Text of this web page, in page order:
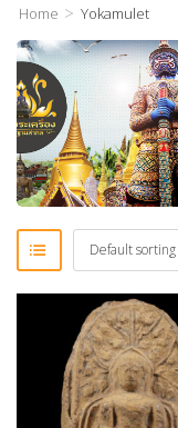
Home > Yokamulet